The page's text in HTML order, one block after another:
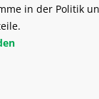
in der Politik